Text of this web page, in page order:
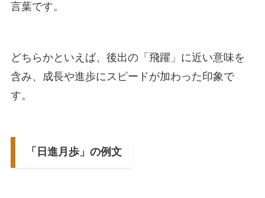
言葉です。
どちらかといえば、後出の「飛躍」に近い意味を
含み、成長や進歩にスピードが加わった印象で
す。
「日進月歩」の例文